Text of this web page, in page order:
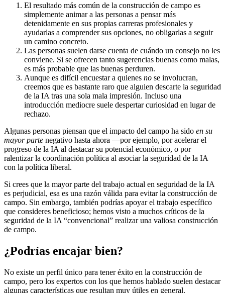
El resultado más común de la construcción de campo es
simplemente animar a las personas a pensar más
detenidamente en sus propias carreras profesionales y
ayudarlas a comprender sus opciones, no obligarlas a seguir
un camino concreto.
Las personas suelen darse cuenta de cuándo un consejo no les
conviene. Si se ofrecen tanto sugerencias buenas como malas,
es más probable que las buenas perduren.
Aunque es difícil encuestar a quienes no se involucran,
creemos que es bastante raro que alguien descarte la seguridad
de la IA tras una sola mala impresión. Incluso una
introducción mediocre suele despertar curiosidad en lugar de
rechazo.
Algunas personas piensan que el impacto del campo ha sido en su
mayor parte negativo hasta ahora —por ejemplo, por acelerar el
progreso de la IA al destacar su potencial económico, o por
ralentizar la coordinación política al asociar la seguridad de la IA
con la política liberal.
Si crees que la mayor parte del trabajo actual en seguridad de la IA
es perjudicial, esa es una razón válida para evitar la construcción de
campo. Sin embargo, también podrías apoyar el trabajo específico
que consideres beneficioso; hemos visto a muchos críticos de la
seguridad de la IA “convencional” realizar una valiosa construcción
de campo.
¿Podrías encajar bien?
No existe un perfil único para tener éxito en la construcción de
campo, pero los expertos con los que hemos hablado suelen destacar
algunas características que resultan muy útiles en general.